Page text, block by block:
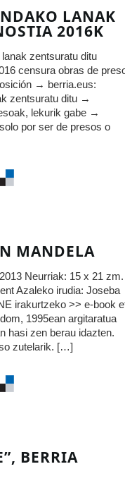
LANAK
2016K
zentsuratu ditu
censura obras de
→ berria.eus:
zentsuratu ditu →
lekurik gabe →
por ser de presos o
MANDELA
Neurriak: 15 x 21 zm.
Azaleko irudia: Joseba
irakurtzeko >> e-book
1995ean argitaratua
hasi zen berau idazten.
zutelarik. […]
BERRIA